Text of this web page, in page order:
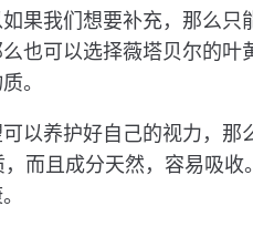
果我们想要补充，那么只
也可以选择薇塔贝尔的叶
。
可以养护好自己的视力，
而且成分天然，容易吸